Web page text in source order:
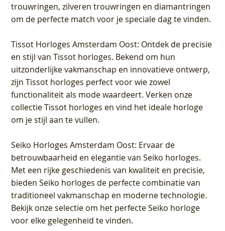
trouwringen, zilveren trouwringen en diamantringen
om de perfecte match voor je speciale dag te vinden.
Tissot Horloges Amsterdam Oost: Ontdek de precisie
en stijl van Tissot horloges. Bekend om hun
uitzonderlijke vakmanschap en innovatieve ontwerp,
zijn Tissot horloges perfect voor wie zowel
functionaliteit als mode waardeert. Verken onze
collectie Tissot horloges en vind het ideale horloge
om je stijl aan te vullen.
Seiko Horloges Amsterdam Oost: Ervaar de
betrouwbaarheid en elegantie van Seiko horloges.
Met een rijke geschiedenis van kwaliteit en precisie,
bieden Seiko horloges de perfecte combinatie van
traditioneel vakmanschap en moderne technologie.
Bekijk onze selectie om het perfecte Seiko horloge
voor elke gelegenheid te vinden.